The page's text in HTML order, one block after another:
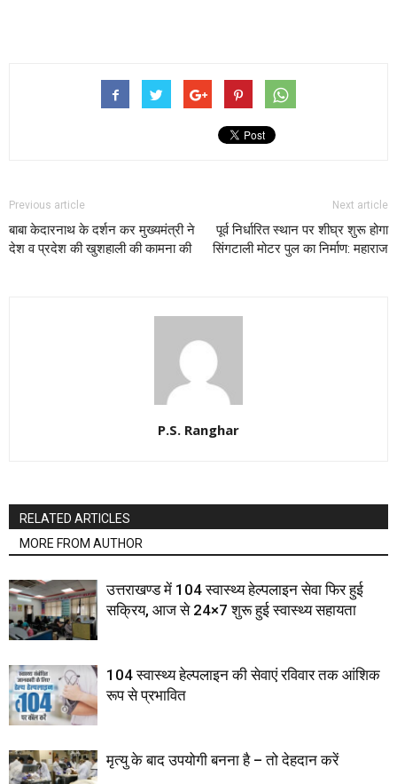
Previous article
बाबा केदारनाथ के दर्शन कर मुख्यमंत्री ने
देश व प्रदेश की खुशहाली की कामना की
Next article
पूर्व निर्धारित स्थान पर शीघ्र शुरू होगा
सिंगटाली मोटर पुल का निर्माण: महाराज
P.S. Ranghar
RELATED ARTICLES
MORE FROM AUTHOR
उत्तराखण्ड में 104 स्वास्थ्य हेल्पलाइन सेवा फिर हुई
सक्रिय, आज से 24×7 शुरू हुई स्वास्थ्य सहायता
104 स्वास्थ्य हेल्पलाइन की सेवाएं रविवार तक आंशिक
रूप से प्रभावित
मृत्यु के बाद उपयोगी बनना है – तो देहदान करें